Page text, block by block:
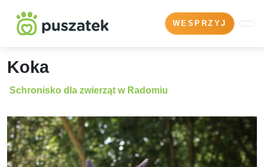
WESPRZYJ
Koka
Schronisko dla zwierząt w Radomiu